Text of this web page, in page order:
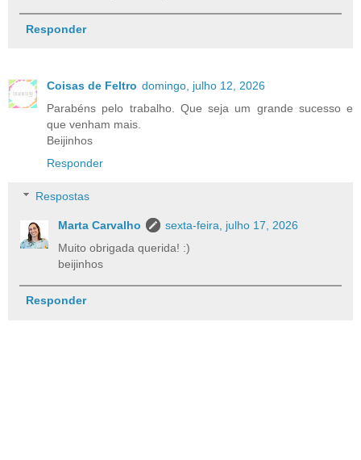
Responder
Coisas de Feltro domingo, julho 12, 2026
Parabéns pelo trabalho. Que seja um grande sucesso e
que venham mais.
Beijinhos
Responder
Respostas
Marta Carvalho
sexta-feira, julho 17, 2026
Muito obrigada querida! :)
beijinhos
Responder